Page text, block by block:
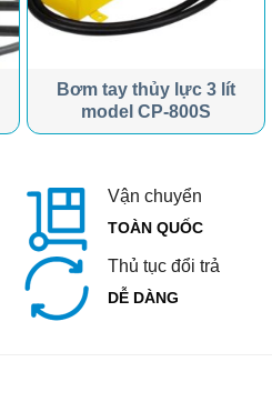
Bơm tay thủy lực 3 lít
model CP-800S
Vận chuyển
TOÀN QUỐC
Thủ tục đổi trả
DỄ DÀNG